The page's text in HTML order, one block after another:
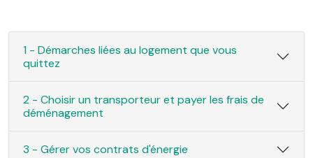
1 - Démarches liées au logement que vous
quittez
2 - Choisir un transporteur et payer les frais de
déménagement
3 - Gérer vos contrats d'énergie